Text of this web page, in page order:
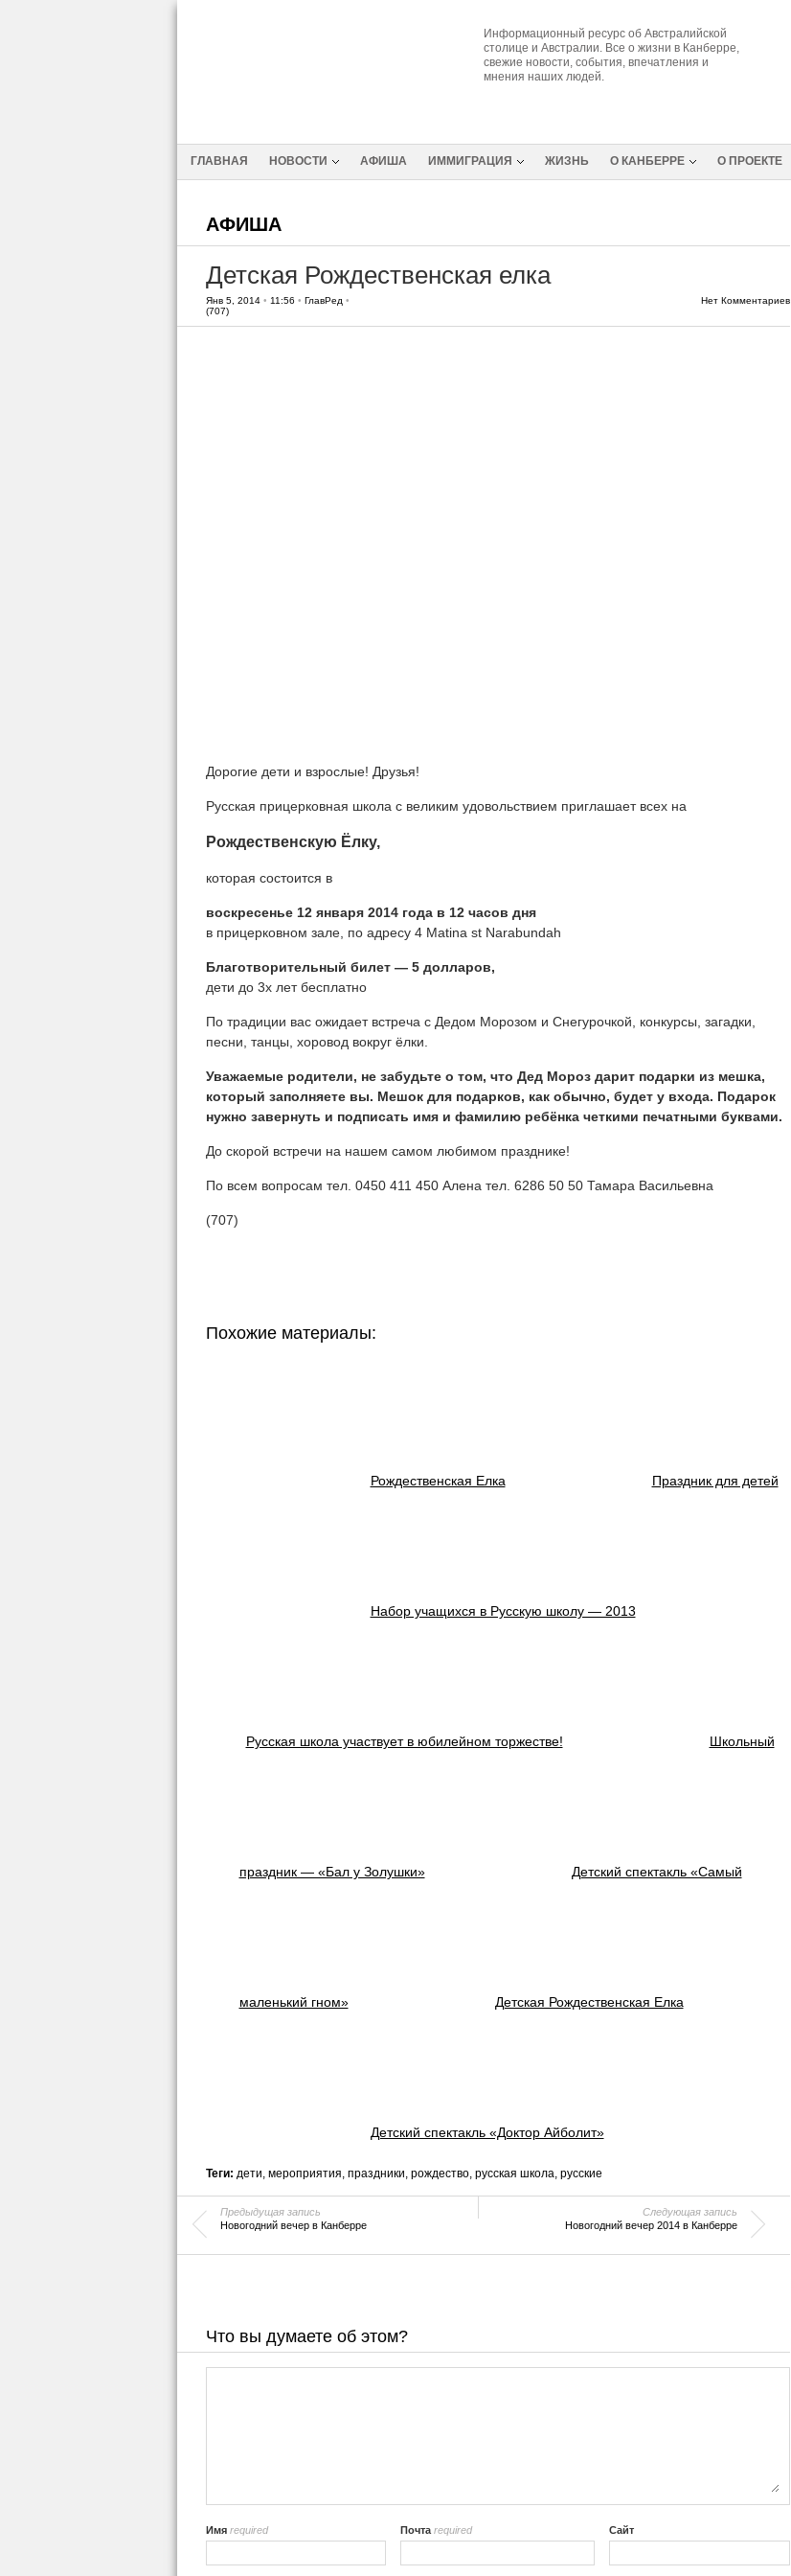
Информационный ресурс об Австралийской
столице и Австралии. Все о жизни в Канберре,
свежие новости, события, впечатления и
мнения наших людей.
ГЛАВНАЯ НОВОСТИ АФИША ИММИГРАЦИЯ ЖИЗНЬ О КАНБЕРРЕ О ПРОЕКТЕ
АФИША
Детская Рождественская елка
Янв 5, 2014• 11:56 • ГлавРед Нет Комментариев
•
(707)
Дорогие дети и взрослые! Друзья!
Русская прицерковная школа с великим удовольствием приглашает всех на
Рождественскую Ёлку,
которая состоится в
воскресенье 12 января 2014 года в 12 часов дня
в прицерковном зале, по адресу 4 Мatina st Narabundah
Благотворительный билет — 5 долларов,
дети до 3х лет бесплатно
По традиции вас ожидает встреча с Дедом Морозом и Снегурочкой, конкурсы, загадки,
песни, танцы, хоровод вокруг ёлки.
Уважаемые родители, не забудьте о том, что Дед Мороз дарит подарки из мешка,
который заполняете вы. Мешок для подарков, как обычно, будет у входа. Подарок
нужно завернуть и подписать имя и фамилию ребёнка четкими печатными буквами.
До скорой встречи на нашем самом любимом празднике!
По всем вопросам тел. 0450 411 450 Алена тел. 6286 50 50 Тамара Васильевна
(707)
Похожие материалы:
Рождественская Елка Праздник для детей
Набор учащихся в Русскую школу — 2013
Русская школа участвует в юбилейном торжестве! Школьный
праздник — «Бал у Золушки» Детский спектакль «Самый
маленький гном» Детская Рождественская Елка
Детский спектакль «Доктор Айболит»
Теги: дети, мероприятия, праздники, рождество, русская школа, русские
Предыдущая запись
Новогодний вечер в Канберре
Следующая запись
Новогодний вечер 2014 в Канберре
Что вы думаете об этом?
Имя required Почта required Сайт